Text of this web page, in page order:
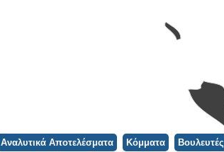
Αναλυτικά Αποτελέσματα Κόμματα Βουλευτές